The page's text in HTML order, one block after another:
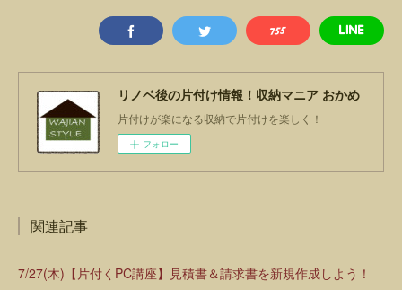
リノベ後の片付け情報！収納マニア おかめ
片付けが楽になる収納で片付けを楽しく！
フォロー
関連記事
7/27(木)【片付くPC講座】見積書＆請求書を新規作成しよう！